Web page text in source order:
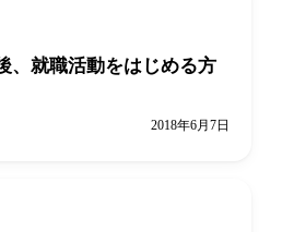
、就職活動をはじめる方
2018年6月7日